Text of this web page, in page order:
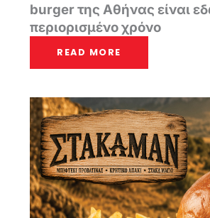
burger της Αθήνας είναι
περιορισμένο χρόνο
READ MORE